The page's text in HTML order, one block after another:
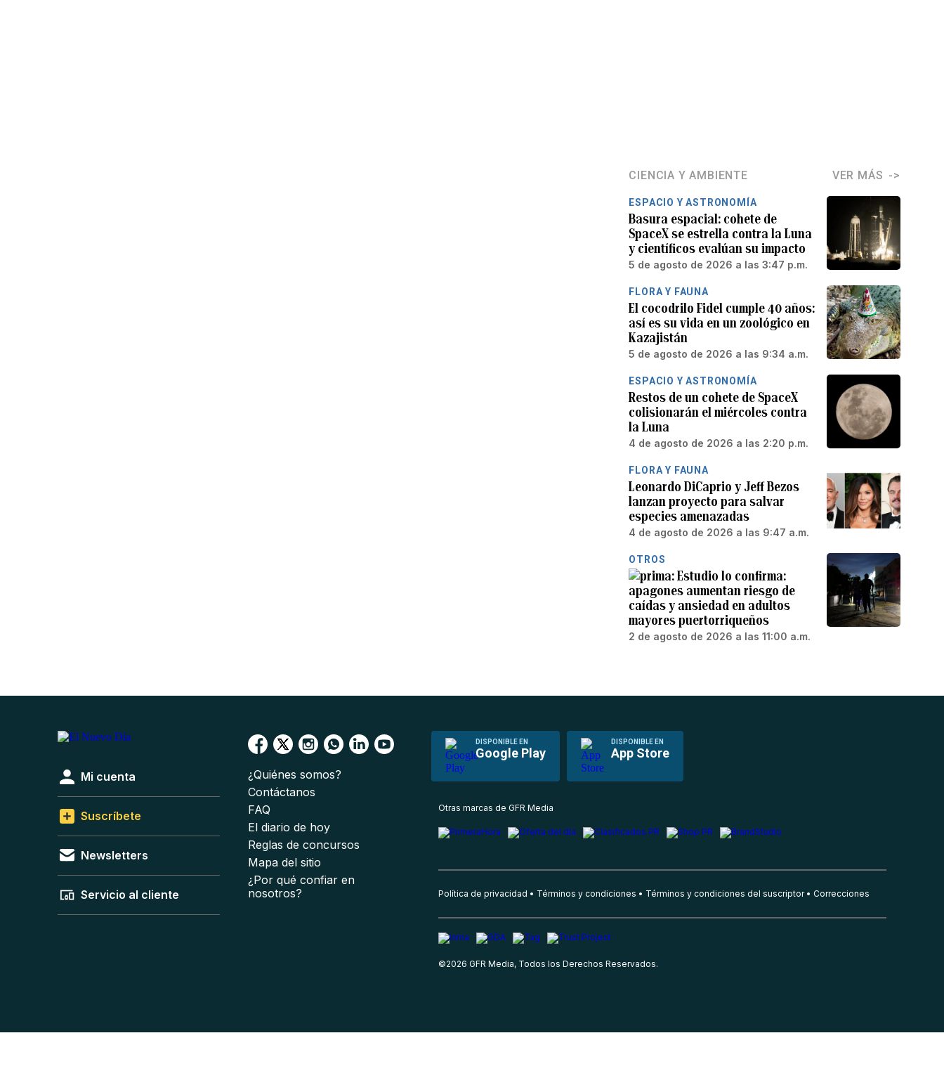
CIENCIA Y AMBIENTE VER MÁS
ESPACIO Y ASTRONOMÍA
Basura espacial: cohete de
SpaceX se estrella contra la Luna
y científicos evalúan su impacto
5 de agosto de 2026 a las 3:47 p.m.
FLORA Y FAUNA
El cocodrilo Fidel cumple 40 años:
así es su vida en un zoológico en
Kazajistán
5 de agosto de 2026 a las 9:34 a.m.
ESPACIO Y ASTRONOMÍA
Restos de un cohete de SpaceX
colisionarán el miércoles contra
la Luna
4 de agosto de 2026 a las 2:20 p.m.
FLORA Y FAUNA
Leonardo DiCaprio y Jeff Bezos
lanzan proyecto para salvar
especies amenazadas
4 de agosto de 2026 a las 9:47 a.m.
OTROS
Estudio lo confirma:
apagones aumentan riesgo de
caídas y ansiedad en adultos
mayores puertorriqueños
2 de agosto de 2026 a las 11:00 a.m.
DISPONIBLE EN
Google Play
DISPONIBLE EN
App Store
Mi cuenta
Suscríbete
Newsletters
Servicio al cliente
¿Quiénes somos?
Contáctanos
FAQ
El diario de hoy
Reglas de concursos
Mapa del sitio
¿Por qué confiar en
nosotros?
Otras marcas de GFR Media
Política de privacidad Términos y condiciones Términos y condiciones del suscriptor Correcciones
©2026 GFR Media, Todos los Derechos Reservados.